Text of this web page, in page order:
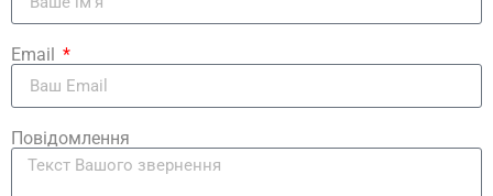
Email
Повідомлення